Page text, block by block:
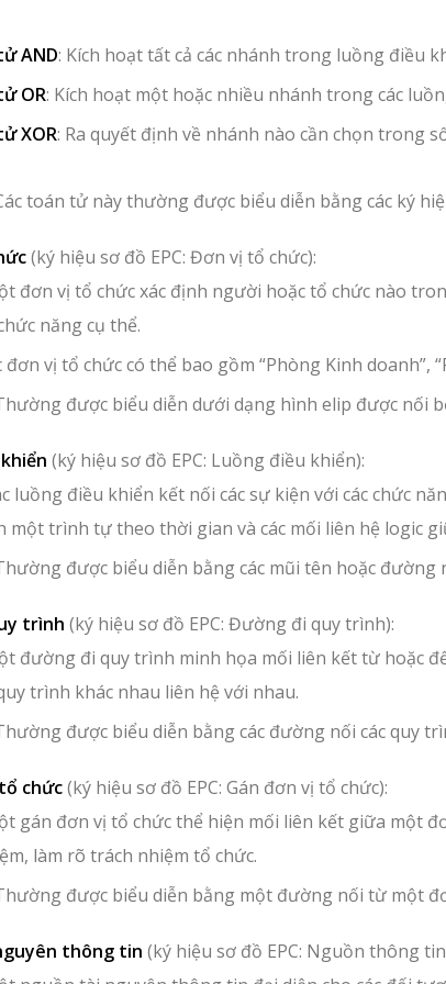
AND: Kích hoạt tất cả các nhánh trong luồng điều
OR: Kích hoạt một hoặc nhiều nhánh trong các
XOR: Ra quyết định về nhánh nào cần chọn trong
toán tử này thường được biểu diễn bằng các ký
(ký hiệu sơ đồ EPC: Đơn vị tổ chức):
đơn vị tổ chức xác định người hoặc tổ chức nào
năng cụ thể.
đơn vị tổ chức có thể bao gồm “Phòng Kinh doanh”,
được biểu diễn dưới dạng hình elip được nối
(ký hiệu sơ đồ EPC: Luồng điều khiển):
luồng điều khiển kết nối các sự kiện với các chức
một trình tự theo thời gian và các mối liên hệ logic
được biểu diễn bằng các mũi tên hoặc đường
trình (ký hiệu sơ đồ EPC: Đường đi quy trình):
đường đi quy trình minh họa mối liên kết từ hoặc
trình khác nhau liên hệ với nhau.
được biểu diễn bằng các đường nối các quy
chức(ký hiệu sơ đồ EPC: Gán đơn vị tổ chức):
gán đơn vị tổ chức thể hiện mối liên kết giữa một
làm rõ trách nhiệm tổ chức.
được biểu diễn bằng một đường nối từ một
thông tin (ký hiệu sơ đồ EPC: Nguồn thông